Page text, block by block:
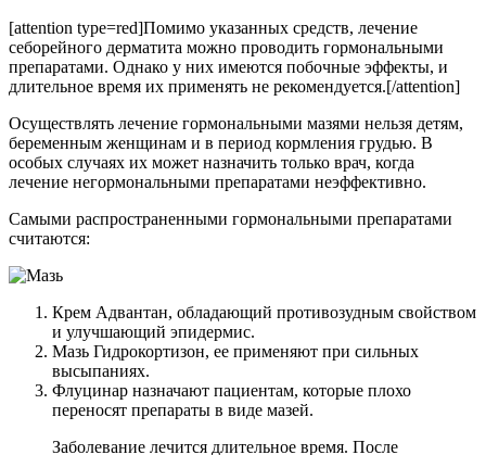
[attention type=red]Помимо указанных средств, лечение
себорейного дерматита можно проводить гормональными
препаратами. Однако у них имеются побочные эффекты, и
длительное время их применять не рекомендуется.[/attention]
Осуществлять лечение гормональными мазями нельзя детям,
беременным женщинам и в период кормления грудью. В
особых случаях их может назначить только врач, когда
лечение негормональными препаратами неэффективно.
Самыми распространенными гормональными препаратами
считаются:
Крем Адвантан, обладающий противозудным свойством
и улучшающий эпидермис.
Мазь Гидрокортизон, ее применяют при сильных
высыпаниях.
Флуцинар назначают пациентам, которые плохо
переносят препараты в виде мазей.
Заболевание лечится длительное время. После